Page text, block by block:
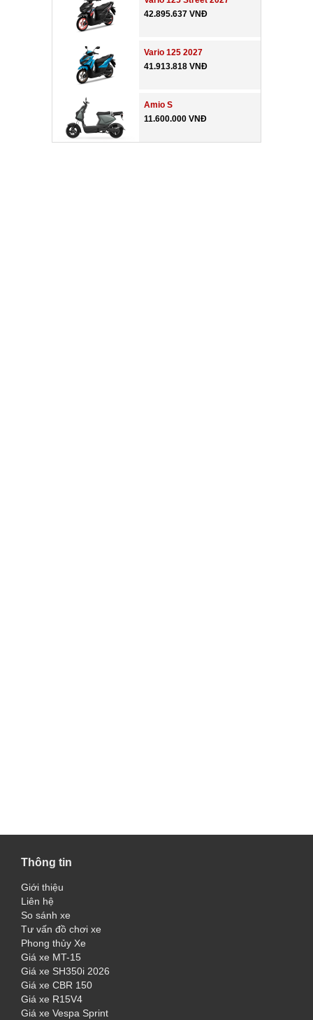
42.895.637 VNĐ
Vario 125 2027
41.913.818 VNĐ
Amio S
11.600.000 VNĐ
Thông tin
Giới thiệu
Liên hệ
So sánh xe
Tư vấn đồ chơi xe
Phong thủy Xe
Giá xe MT-15
Giá xe SH350i 2026
Giá xe CBR 150
Giá xe R15V4
Giá xe Vespa Sprint